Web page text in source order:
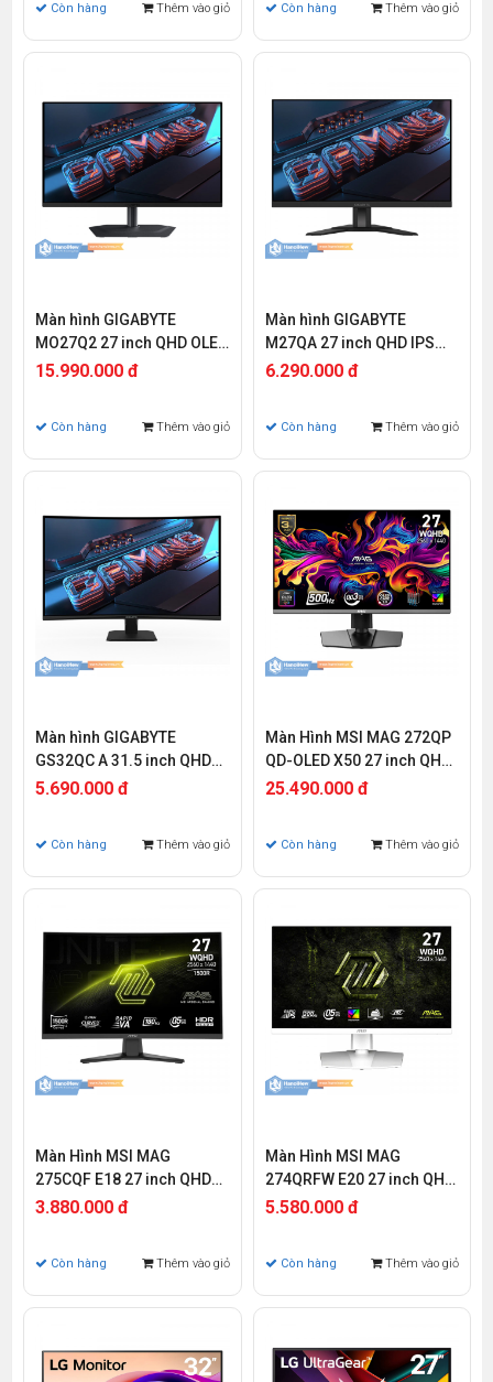
Còn hàng Thêm vào giỏ Còn hàng Thêm vào giỏ
Màn hình GIGABYTE
MO27Q2 27 inch QHD OLED
240Hz 0.03ms
15.990.000 đ
Còn hàng Thêm vào giỏ
Màn hình GIGABYTE
M27QA 27 inch QHD IPS
180Hz 1ms
6.290.000 đ
Còn hàng Thêm vào giỏ
Màn hình GIGABYTE
GS32QC A 31.5 inch QHD
VA 165Hz 1ms Curved
5.690.000 đ
Còn hàng Thêm vào giỏ
Màn Hình MSI MAG 272QP
QD-OLED X50 27 inch QHD
OLED 500Hz 0.03ms
25.490.000 đ
Còn hàng Thêm vào giỏ
Màn Hình MSI MAG
275CQF E18 27 inch QHD
IPS 180Hz 0.5ms
3.880.000 đ
Còn hàng Thêm vào giỏ
Màn Hình MSI MAG
274QRFW E20 27 inch QHD
IPS 200Hz 0.5ms
5.580.000 đ
Còn hàng Thêm vào giỏ